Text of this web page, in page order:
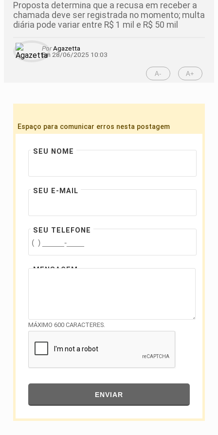
Proposta determina que a recusa em receber a
chamada deve ser registrada no momento; multa
diária pode variar entre R$ 1 mil e R$ 50 mil
PorAgazetta
Em 28/06/2025 10:03
A- A+
Espaço para comunicar erros nesta postagem
SEU NOME
SEU E-MAIL
SEU TELEFONE
MENSAGEM
MÁXIMO 600 CARACTERES.
ENVIAR